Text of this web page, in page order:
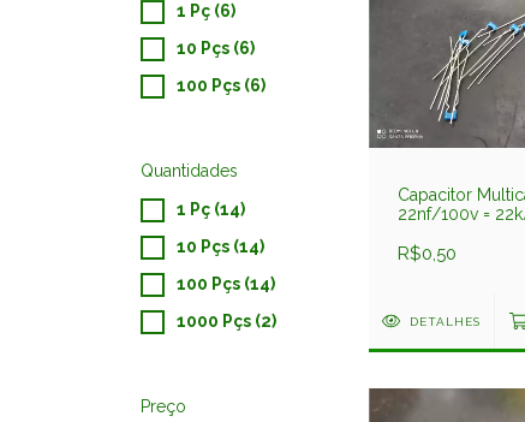
1 Pç (6)
10 Pçs (6)
100 Pçs (6)
Quantidades
1 Pç (14)
10 Pçs (14)
100 Pçs (14)
1000 Pçs (2)
Preço
Capacitor
22nf/100v =
R$0,50
DETALHES